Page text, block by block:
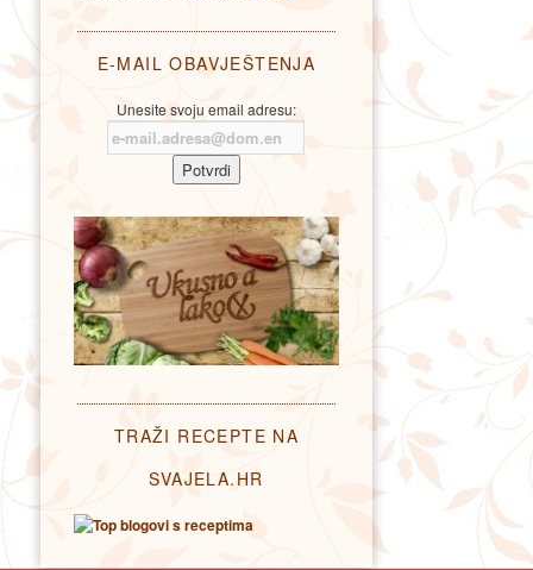
E-MAIL OBAVJEŠTENJA
Unesite svoju email adresu:
TRAŽI RECEPTE NA
SVAJELA.HR